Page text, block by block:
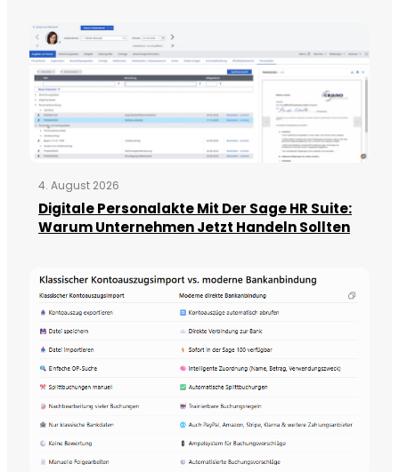
4. August 2026
Digitale Personalakte Mit Der Sage HR Suite:
Warum Unternehmen Jetzt Handeln Sollten